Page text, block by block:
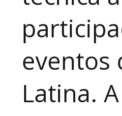
eventos
Latina.